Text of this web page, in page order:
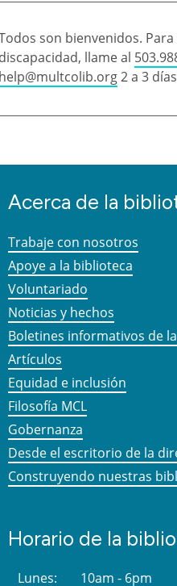
son bienvenidos.
llame al
2 a 3
Acerca de la
Trabaje con nosotros
Apoye a la biblioteca
Voluntariado
Noticias y hechos
Boletines informativos de
Artículos
Equidad e inclusión
Filosofía MCL
Gobernanza
Desde el escritorio de la
Construyendo nuestras
Horario de la
Lunes:
10am - 6pm